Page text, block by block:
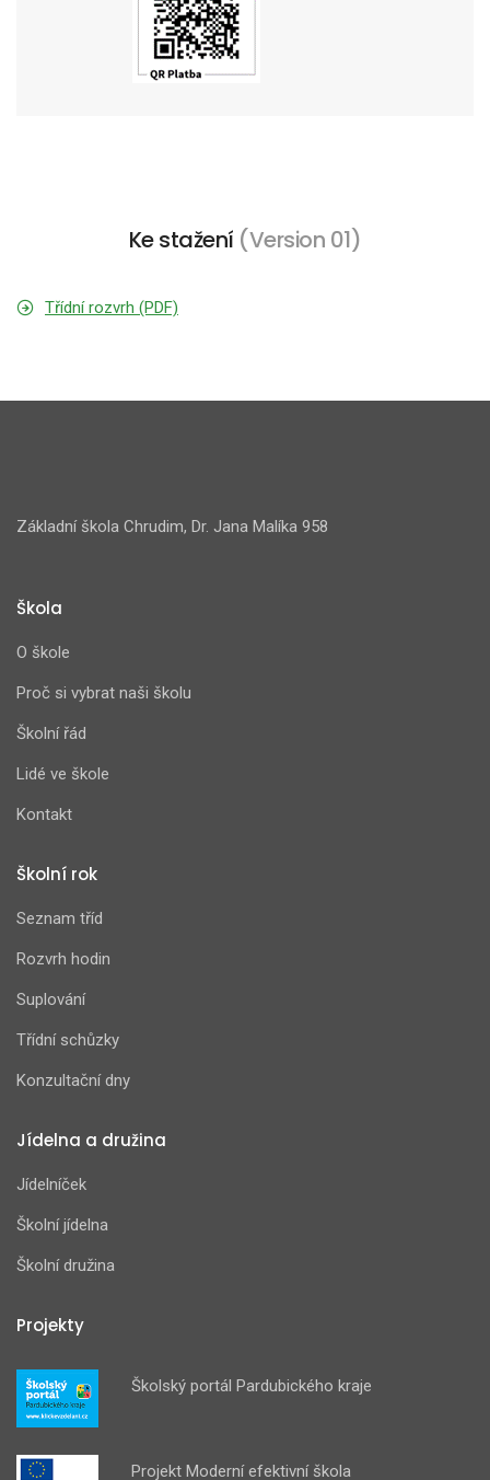
Ke stažení (Version 01)
Třídní rozvrh (PDF)
Základní škola Chrudim, Dr. Jana Malíka 958
Škola
O škole
Proč si vybrat naši školu
Školní řád
Lidé ve škole
Kontakt
Školní rok
Seznam tříd
Rozvrh hodin
Suplování
Třídní schůzky
Konzultační dny
Jídelna a družina
Jídelníček
Školní jídelna
Školní družina
Projekty
Školský portál Pardubického kraje
Projekt Moderní efektivní škola